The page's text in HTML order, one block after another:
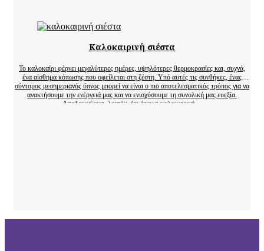
Καλοκαιρινή σιέστα
Το καλοκαίρι φέρνει μεγαλύτερες ημέρες, υψηλότερες θερμοκρασίες και, συχνά,
ένα αίσθημα κόπωσης που οφείλεται στη ζέστη. Υπό αυτές τις συνθήκες, ένας
σύντομος μεσημεριανός ύπνος μπορεί να είναι ο πιο αποτελεσματικός τρόπος για να
ανακτήσουμε την ενέργειά μας και να ενισχύσουμε τη συνολική μας ευεξία.
Αποδεικνύεται, λοιπόν, ότι όταν η καλοκαιρινή…